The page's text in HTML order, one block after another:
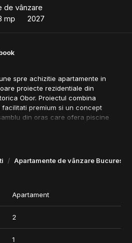
de vânzare
mp 2027
Apartamente de vânzare Bucuresti
spre achizitie apartamente in
proiecte rezidentiale din
Obor. Proiectul combina
premium si un concept
din oras care ofera piscine
zone de lounge si gratar
locuri de joaca si parc pentru
evenimente si spatii de afaceri
incluse in proiect
Apartament
2
1